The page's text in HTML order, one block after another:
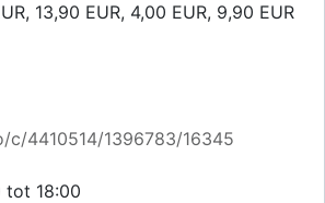
13,90 EUR, 4,00 EUR, 9,90 EUR
c/4410514/1396783/16345
tot 18:00